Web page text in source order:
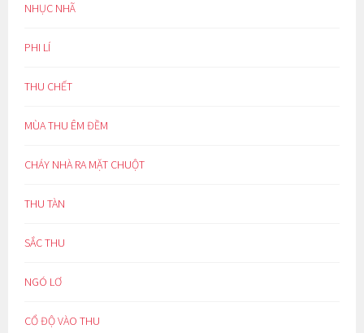
NHỤC NHÃ
PHI LÍ
THU CHẾT
MÙA THU ÊM ĐỀM
CHÁY NHÀ RA MẶT CHUỘT
THU TÀN
SẮC THU
NGÓ LƠ
CỔ ĐỘ VÀO THU